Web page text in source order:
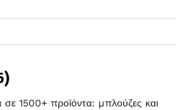
1500+ προϊόντα: μπλούζες και